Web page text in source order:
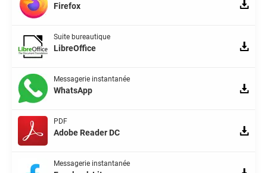
Firefox
Suite bureautique
LibreOffice
Messagerie instantanée
WhatsApp
PDF
Adobe Reader DC
Messagerie instantanée